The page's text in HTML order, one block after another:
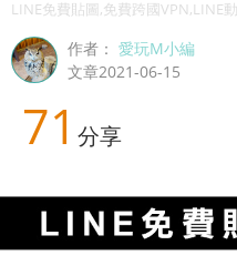
LINE免費貼圖,免費跨國VPN,LINE
作者：愛玩M小編
文章2021-06-15
71 分享